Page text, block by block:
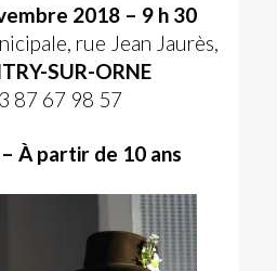
2018 – 9 h 30
rue Jean Jaurès,
SUR-ORNE
87 67 98 57
À partir de 10 ans